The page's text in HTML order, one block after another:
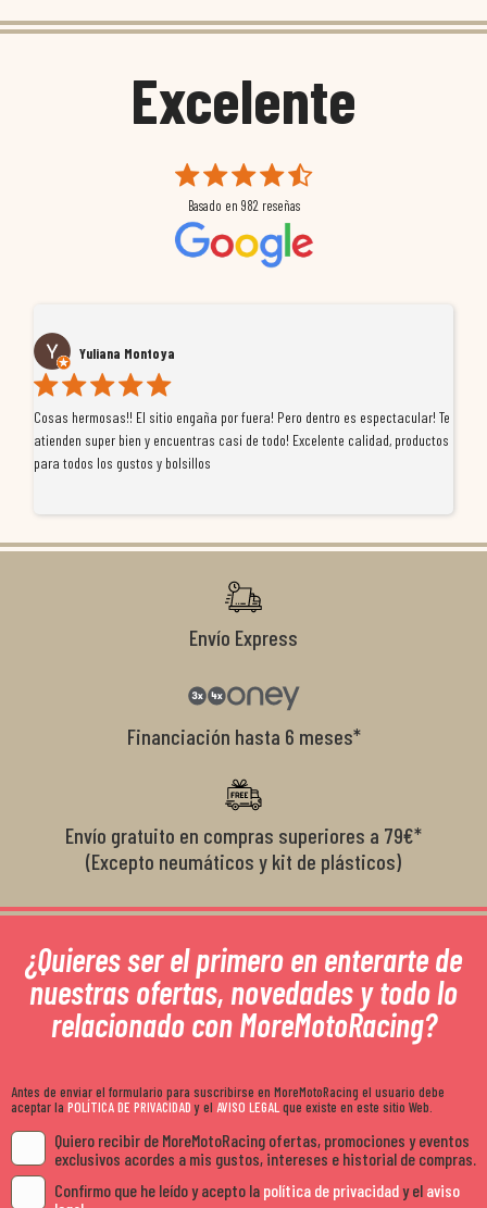
Excelente
Basado en 982 reseñas
Yuliana Montoya
Cosas hermosas!! El sitio engaña por fuera! Pero dentro es espectacular! Te
atienden super bien y encuentras casi de todo! Excelente calidad, productos
para todos los gustos y bolsillos
Envío Express
Financiación hasta 6 meses*
Envío gratuito en compras superiores a 79€*
(Excepto neumáticos y kit de plásticos)
¿Quieres ser el primero en enterarte de
nuestras ofertas, novedades y todo lo
relacionado con MoreMotoRacing?
Antes de enviar el formulario para suscribirse en MoreMotoRacing el usuario debe
aceptar la POLÍTICA DE PRIVACIDADy el AVISO LEGALque existe en este sitio Web.
Quiero recibir de MoreMotoRacing ofertas, promociones y eventos
exclusivos acordes a mis gustos, intereses e historial de compras.
Confirmo que he leído y acepto la política de privacidady el aviso